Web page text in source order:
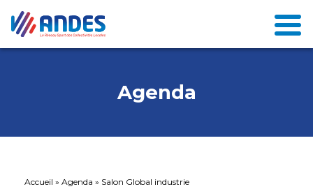
Agenda
Accueil » Agenda » Salon Global industrie